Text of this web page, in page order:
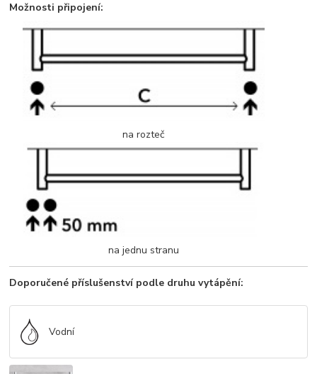
Možnosti připojení:
na rozteč
na jednu stranu
Doporučené příslušenství podle druhu vytápění:
Vodní